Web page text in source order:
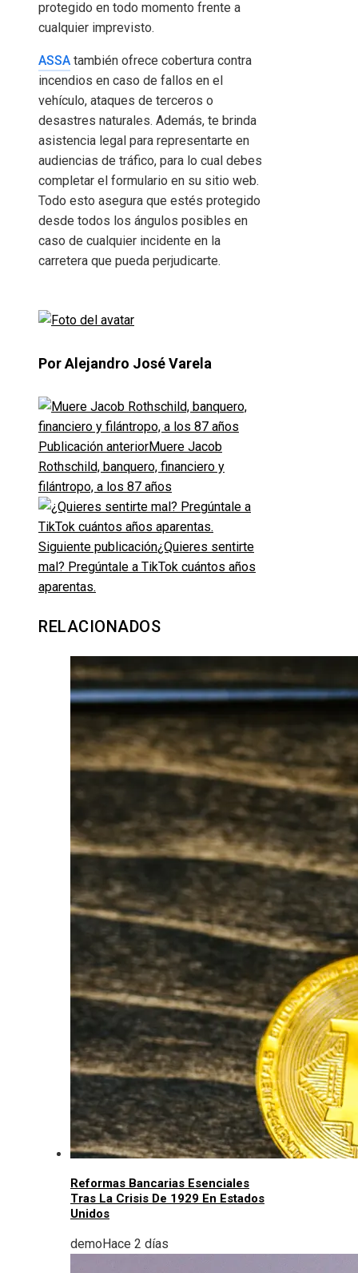
protegido en todo momento frente a
cualquier imprevisto.
ASSA también ofrece cobertura contra
incendios en caso de fallos en el
vehículo, ataques de terceros o
desastres naturales. Además, te brinda
asistencia legal para representarte en
audiencias de tráfico, para lo cual debes
completar el formulario en su sitio web.
Todo esto asegura que estés protegido
desde todos los ángulos posibles en
caso de cualquier incidente en la
carretera que pueda perjudicarte.
Por Alejandro José Varela
Publicación anteriorMuere Jacob
Rothschild, banquero, financiero y
filántropo, a los 87 años
Siguiente publicación¿Quieres sentirte
mal? Pregúntale a TikTok cuántos años
aparentas.
RELACIONADOS
Reformas Bancarias Esenciales
Tras La Crisis De 1929 En Estados
Unidos
demoHace 2 días